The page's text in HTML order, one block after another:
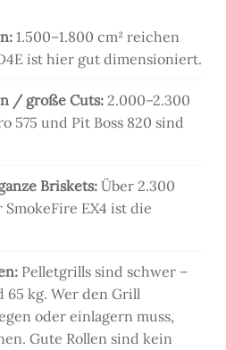
1.500–1.800 cm² reichen
ist hier gut dimensioniert.
/ große Cuts: 2.000–2.300
575 und Pit Boss 820 sind
Briskets: Über 2.300
SmokeFire EX4 ist die
Pelletgrills sind schwer –
65 kg. Wer den Grill
oder einlagern muss,
Gute Rollen sind kein